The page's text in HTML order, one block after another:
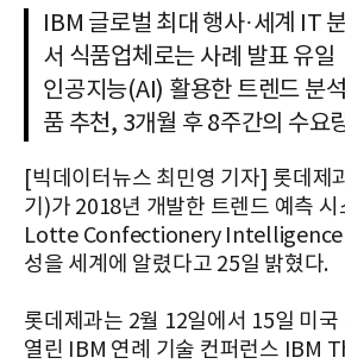
IBM 글로벌 최대 행사·세계 IT
서 식품업체로는 사례 발표 유일
인공지능(AI) 활용한 트렌드 분
품 추천, 3개월 후 8주간의 수요
[빅데이터뉴스 최민영 기자] 롯데제
기)가 2018년 개발한 트렌드 예측 시
Lotte Confectionery Intelligence
성을 세계에 알렸다고 25일 밝혔다.
롯데제과는 2월 12일에서 15일 미국
열린 IBM 연례 기술 컨퍼런스 IBM